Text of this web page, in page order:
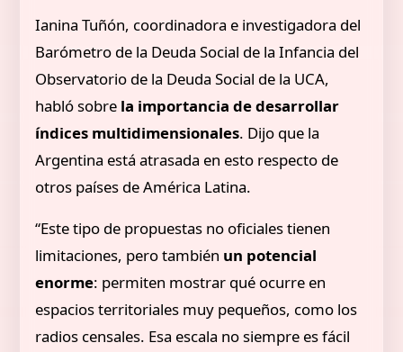
Ianina Tuñón, coordinadora e investigadora del
Barómetro de la Deuda Social de la Infancia del
Observatorio de la Deuda Social de la UCA,
habló sobre la importancia de desarrollar
índices multidimensionales. Dijo que la
Argentina está atrasada en esto respecto de
otros países de América Latina.
“Este tipo de propuestas no oficiales tienen
limitaciones, pero también un potencial
enorme: permiten mostrar qué ocurre en
espacios territoriales muy pequeños, como los
radios censales. Esa escala no siempre es fácil